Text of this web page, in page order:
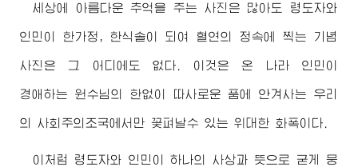
세상에 아름다운 추억을 주는 사진은 많아도 령도자와
인민이 한가정, 한식솔이 되여 혈연의 정속에 찍는 기념
사진은 그 어디에도 없다. 이것은 온 나라 인민이
경애하는 원수님 의 한없이 따사로운 품에 안겨사는 우리
의 사회주의조국에서만 꽃펴날수 있는 위대한 화폭이다.
이처럼 령도자와 인민이 하나의 사상과 뜻으로 굳게 뭉